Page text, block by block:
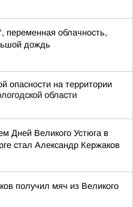
переменная облачность,
дождь
на территории
области
Дней Великого Устюга в
стал Александр Кержаков
получил мяч из Великого